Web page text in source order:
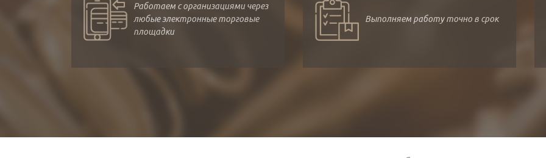
Работаем с организациями через
любые электронные торговые
площадки
Выполняем работу точно в срок